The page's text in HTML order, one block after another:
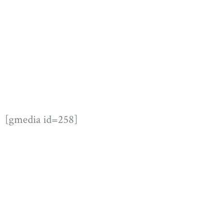
[gmedia id=258]